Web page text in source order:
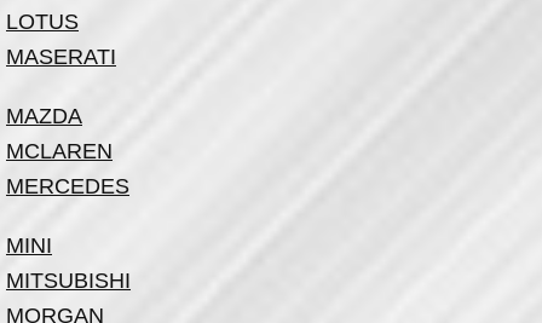
LOTUS
MASERATI
MAZDA
MCLAREN
MERCEDES
MINI
MITSUBISHI
MORGAN